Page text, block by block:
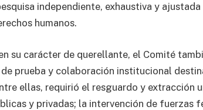
independiente, exhaustiva y
humanos.
su carácter de querellante, el Comité
de prueba y colaboración institucional
ellas, requirió el resguardo y extracción
y privadas; la intervención de fuerzas